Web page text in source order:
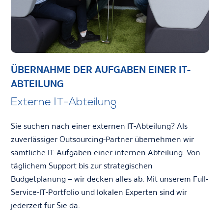
ÜBERNAHME DER AUFGABEN EINER IT-
ABTEILUNG
Externe IT-Abteilung
Sie suchen nach einer externen IT-Abteilung? Als
zuverlässiger Outsourcing-Partner übernehmen wir
sämtliche IT-Aufgaben einer internen Abteilung. Von
täglichem Support bis zur strategischen
Budgetplanung – wir decken alles ab. Mit unserem Full-
Service-IT-Portfolio und lokalen Experten sind wir
jederzeit für Sie da.